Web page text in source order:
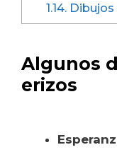
1.14. Dibujos
Algunos
erizos